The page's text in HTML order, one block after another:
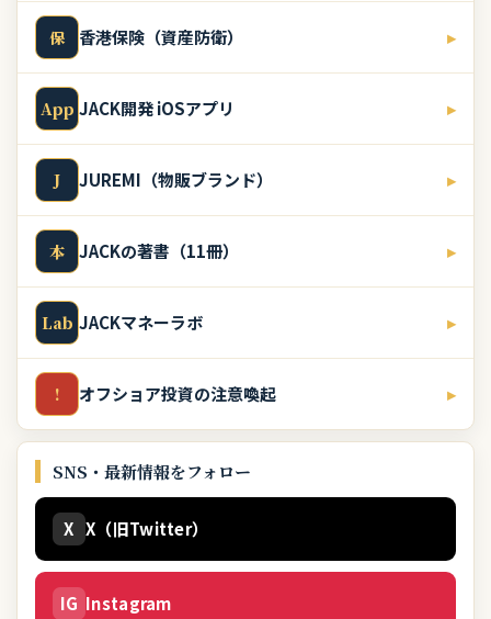
保 香港保険（資産防衛） ▸
App JACK開発 iOSアプリ ▸
J JUREMI（物販ブランド） ▸
本 JACKの著書（11冊） ▸
Lab JACKマネーラボ ▸
! オフショア投資の注意喚起 ▸
SNS・最新情報をフォロー
X X（旧Twitter）
IG Instagram